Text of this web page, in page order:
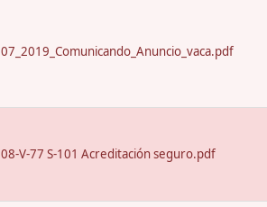
07_2019_Comunicando_Anuncio_vaca.pdf
08-V-77 S-101 Acreditación seguro.pdf